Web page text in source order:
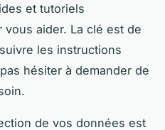
et tutoriels
aider. La clé est de
les instructions
hésiter à demander de
de vos données est